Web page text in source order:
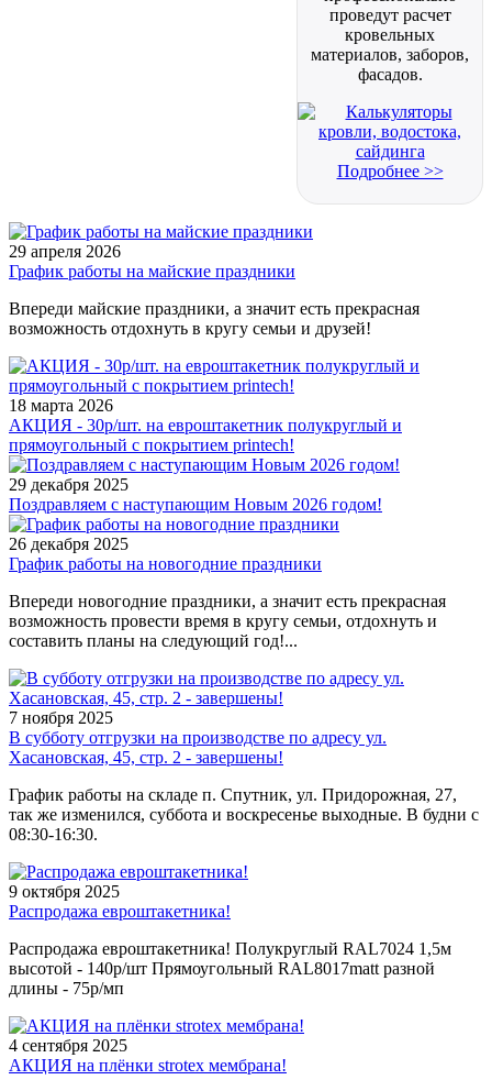
проведут расчет
кровельных
материалов, заборов,
фасадов.
Подробнее >>
29 апреля 2026
График работы на майские праздники
Впереди майские праздники, а значит есть прекрасная
возможность отдохнуть в кругу семьи и друзей!
18 марта 2026
АКЦИЯ - 30р/шт. на евроштакетник полукруглый и
прямоугольный с покрытием printech!
29 декабря 2025
Поздравляем с наступающим Новым 2026 годом!
26 декабря 2025
График работы на новогодние праздники
Впереди новогодние праздники, а значит есть прекрасная
возможность провести время в кругу семьи, отдохнуть и
составить планы на следующий год!...
7 ноября 2025
В субботу отгрузки на производстве по адресу ул.
Хасановская, 45, стр. 2 - завершены!
График работы на складе п. Спутник, ул. Придорожная, 27,
так же изменился, суббота и воскресенье выходные. В будни с
08:30-16:30.
9 октября 2025
Распродажа евроштакетника!
Распродажа евроштакетника! Полукруглый RAL7024 1,5м
высотой - 140р/шт Прямоугольный RAL8017matt разной
длины - 75р/мп
4 сентября 2025
АКЦИЯ на плёнки strotex мембрана!